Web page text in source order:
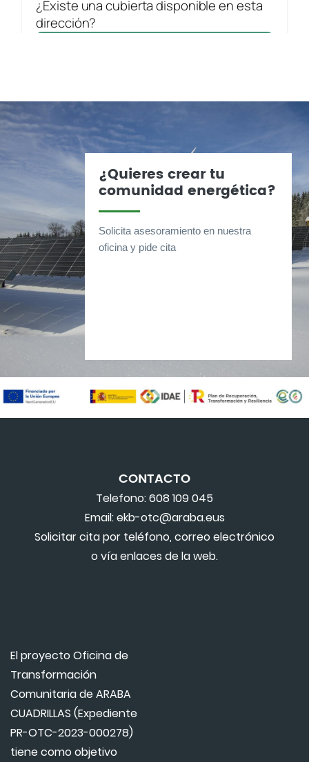
¿Quieres crear tu
comunidad energética?
Solicita asesoramiento en nuestra
oficina y pide cita
CONTACTO
Telefono: 608 109 045
Email: ekb-otc@araba.eus
Solicitar cita por teléfono, correo electrónico
o vía enlaces de la web.
El proyecto Oficina de
Transformación
Comunitaria de ARABA
CUADRILLAS (Expediente
PR-OTC-2023-000278)
tiene como objetivo